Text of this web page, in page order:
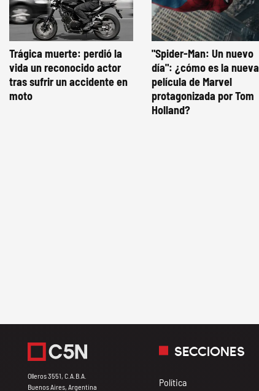
Trágica muerte: perdió la
vida un reconocido actor
tras sufrir un accidente en
moto
"Spider-Man: Un nuevo
día": ¿cómo es la nueva
película de Marvel
protagonizada por Tom
Holland?
Olleros 3551, C.A.B.A.
Buenos Aires, Argentina
SECCIONES
Política